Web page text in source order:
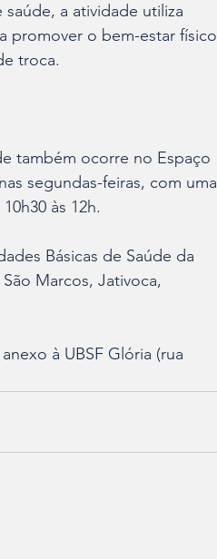
a atividade utiliza
promover o bem-estar físico
troca.
também ocorre no Espaço
segundas-feiras, com uma
às 12h.
Básicas de Saúde da
Marcos, Jativoca,
à UBSF Glória (rua